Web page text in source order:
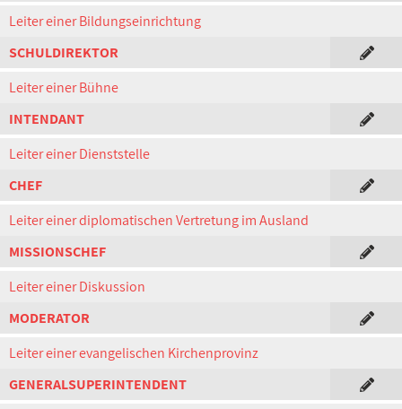
Leiter einer Bildungseinrichtung
SCHULDIREKTOR
Leiter einer Bühne
INTENDANT
Leiter einer Dienststelle
CHEF
Leiter einer diplomatischen Vertretung im Ausland
MISSIONSCHEF
Leiter einer Diskussion
MODERATOR
Leiter einer evangelischen Kirchenprovinz
GENERALSUPERINTENDENT